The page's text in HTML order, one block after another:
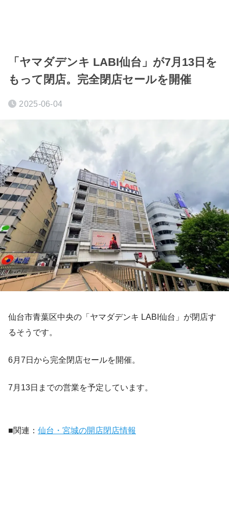
「ヤマダデンキ LABI仙台」が7月13日を
もって閉店。完全閉店セールを開催
2025-06-04
仙台市青葉区中央の「ヤマダデンキ LABI仙台」が閉店す
るそうです。
6月7日から完全閉店セールを開催。
7月13日までの営業を予定しています。
■関連： 仙台・宮城の開店閉店情報